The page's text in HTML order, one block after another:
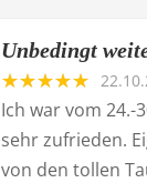
Unbedingt
Ich war vom 24.-
sehr zufrieden.
von den tollen